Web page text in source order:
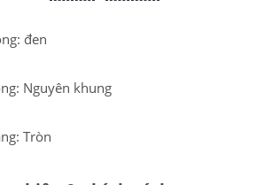
đen
Nguyên khung
Tròn